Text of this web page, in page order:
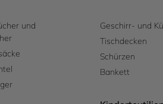
und
Geschirr- und
Tischdecken
Schürzen
Bankett